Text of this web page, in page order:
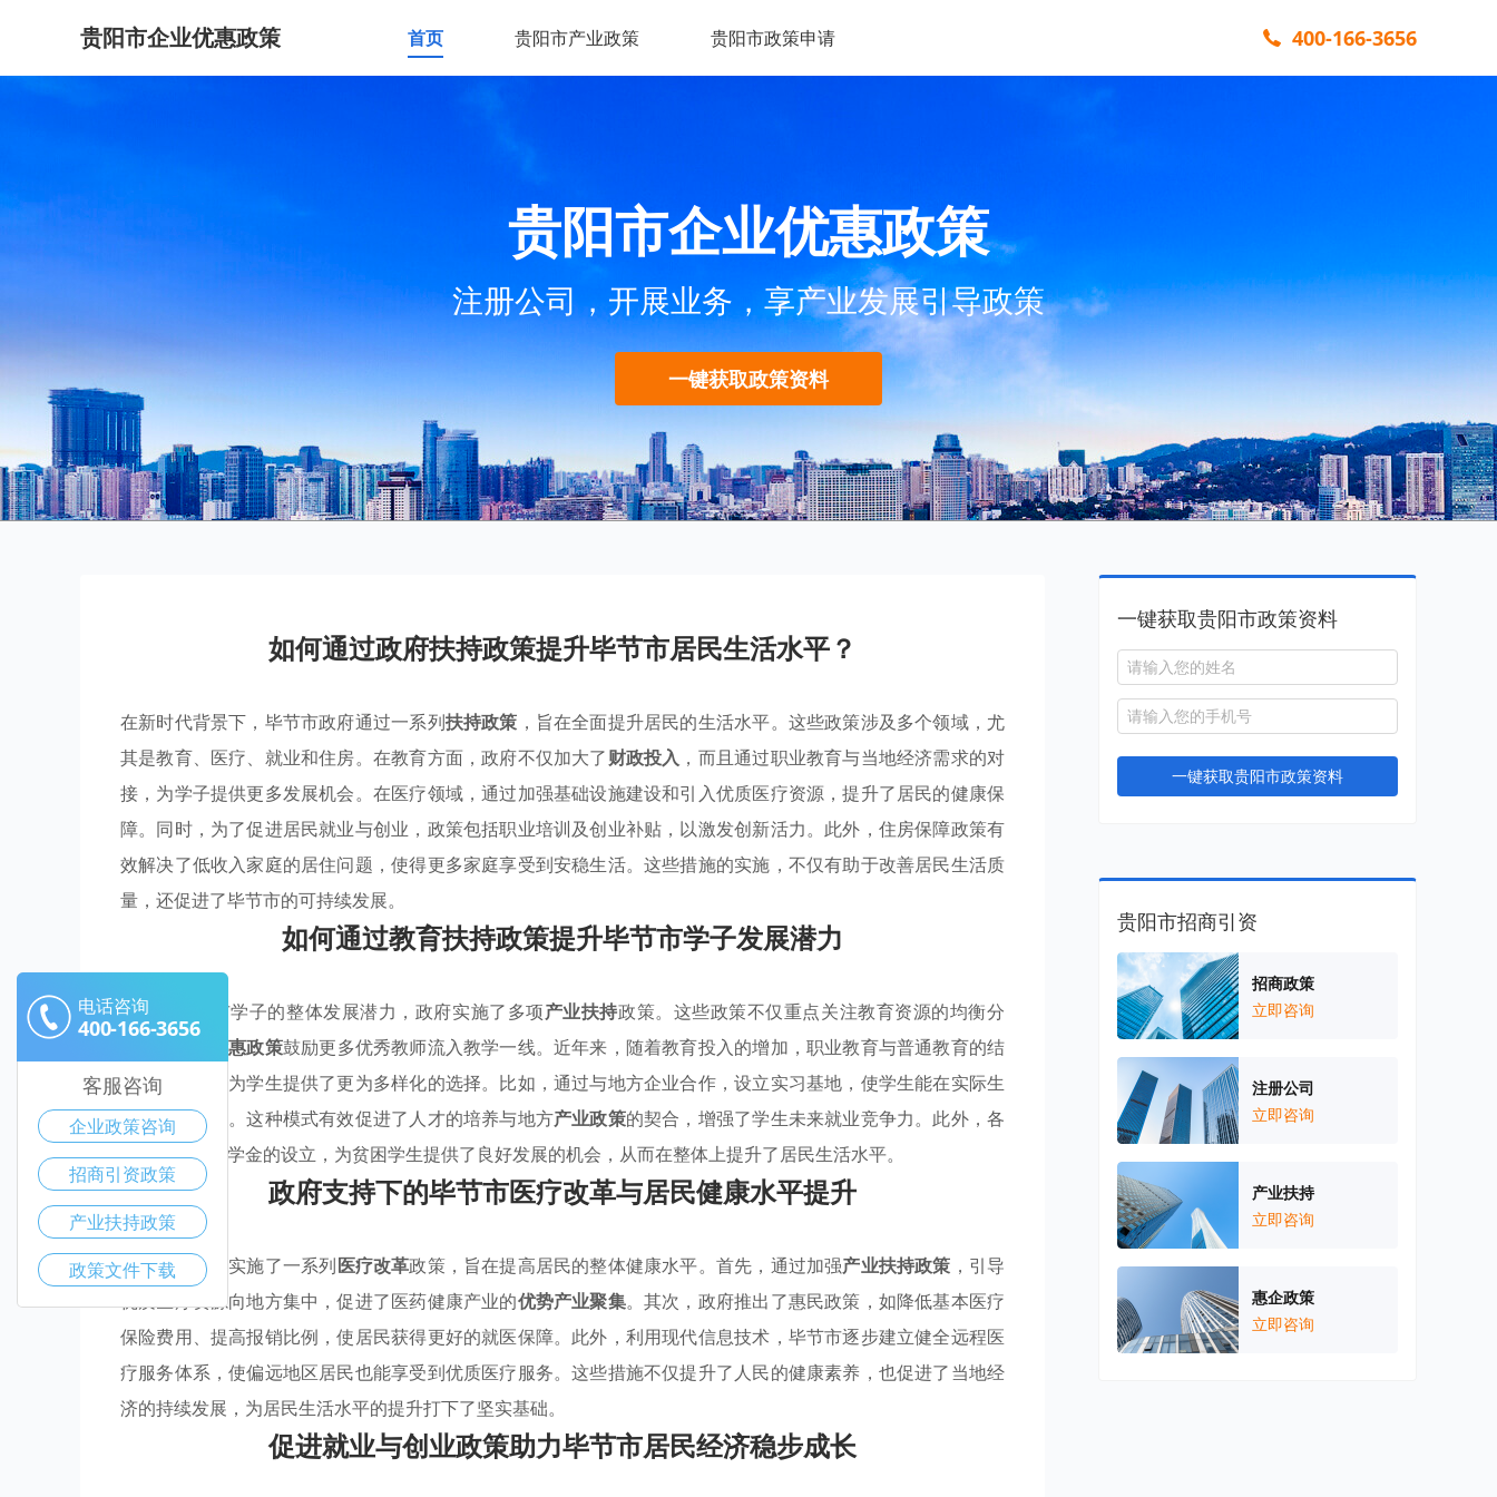
贵阳市企业优惠政策 首页 贵阳市产业政策 贵阳市政策申请 400-166-3656
贵阳市企业优惠政策
注册公司，开展业务，享产业发展引导政策
一键获取政策资料
如何通过政府扶持政策提升毕节市居民生活水平？
在新时代背景下，毕节市政府通过一系列扶持政策 ，旨在全面提升居民的生活水平。这些政策涉及多个领域，尤
其是教育、医疗、就业和住房。在教育方面，政府不仅加大了财政投入 ，而且通过职业教育与当地经济需求的对
接，为学子提供更多发展机会。在医疗领域，通过加强基础设施建设和引入优质医疗资源，提升了居民的健康保
障。同时，为了促进居民就业与创业，政策包括职业培训及创业补贴，以激发创新活力。此外，住房保障政策有
效解决了低收入家庭的居住问题，使得更多家庭享受到安稳生活。这些措施的实施，不仅有助于改善居民生活质
量，还促进了毕节市的可持续发展。
如何通过教育扶持政策提升毕节市学子发展潜力
为提升毕节市学子的整体发展潜力，政府实施了多项产业扶持政策。这些政策不仅重点关注教育资源的均衡分
优惠政策鼓励更多优秀教师流入教学一线。近年来，随着教育投入的增加，职业教育与普通教育的结
合逐渐加强，为学生提供了更为多样化的选择。比如，通过与地方企业合作，设立实习基地，使学生能在实际生
产中提升技能。这种模式有效促进了人才的培养与地方产业政策的契合，增强了学生未来就业竞争力。此外，各
类奖学金和助学金的设立，为贫困学生提供了良好发展的机会，从而在整体上提升了居民生活水平。
政府支持下的毕节市医疗改革与居民健康水平提升
毕节市近年来实施了一系列医疗改革政策，旨在提高居民的整体健康水平。首先，通过加强产业扶持政策 ，引导
优质医疗资源向地方集中，促进了医药健康产业的优势产业聚集。其次，政府推出了惠民政策，如降低基本医疗
保险费用、提高报销比例，使居民获得更好的就医保障。此外，利用现代信息技术，毕节市逐步建立健全远程医
疗服务体系，使偏远地区居民也能享受到优质医疗服务。这些措施不仅提升了人民的健康素养，也促进了当地经
济的持续发展，为居民生活水平的提升打下了坚实基础。
促进就业与创业政策助力毕节市居民经济稳步成长
一键获取贵阳市政策资料
一键获取贵阳市政策资料
贵阳市招商引资
招商政策
立即咨询
注册公司
立即咨询
产业扶持
立即咨询
惠企政策
立即咨询
电话咨询
400-166-3656
客服咨询
企业政策咨询
招商引资政策
产业扶持政策
政策文件下载